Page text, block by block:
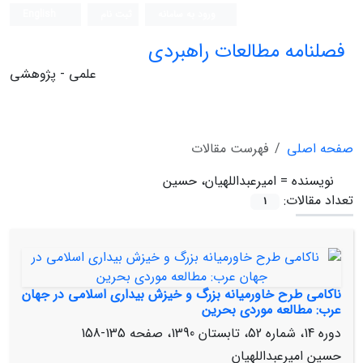
فصلنامه مطالعات راهبردی
علمی - پژوهشی
صفحه اصلی
فهرست مقالات
نویسنده = امیرعبداللهیان، حسین
تعداد مقالات:
1
ناکامی طرح خاورمیانه بزرگ و خیزش بیداری اسلامی در جهان
عرب: مطالعه موردی بحرین
دوره 14، شماره 52، تابستان 1390، صفحه
135-158
حسین امیرعبداللهیان